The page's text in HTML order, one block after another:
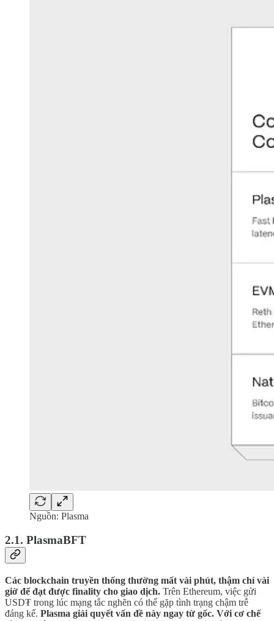
Nguồn: Plasma
2.1. PlasmaBFT
Các blockchain truyền thống thường mất vài phút, thậm chí vài
giờ để đạt được finality cho giao dịch. Trên Ethereum, việc gửi
USD₮ trong lúc mạng tắc nghẽn có thể gặp tình trạng chậm trễ
đáng kể. Plasma giải quyết vấn đề này ngay từ gốc. Với cơ chế